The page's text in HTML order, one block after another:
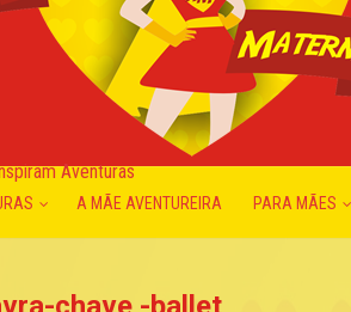
Aventuras
A MÃE AVENTUREIRA PARA MÃES